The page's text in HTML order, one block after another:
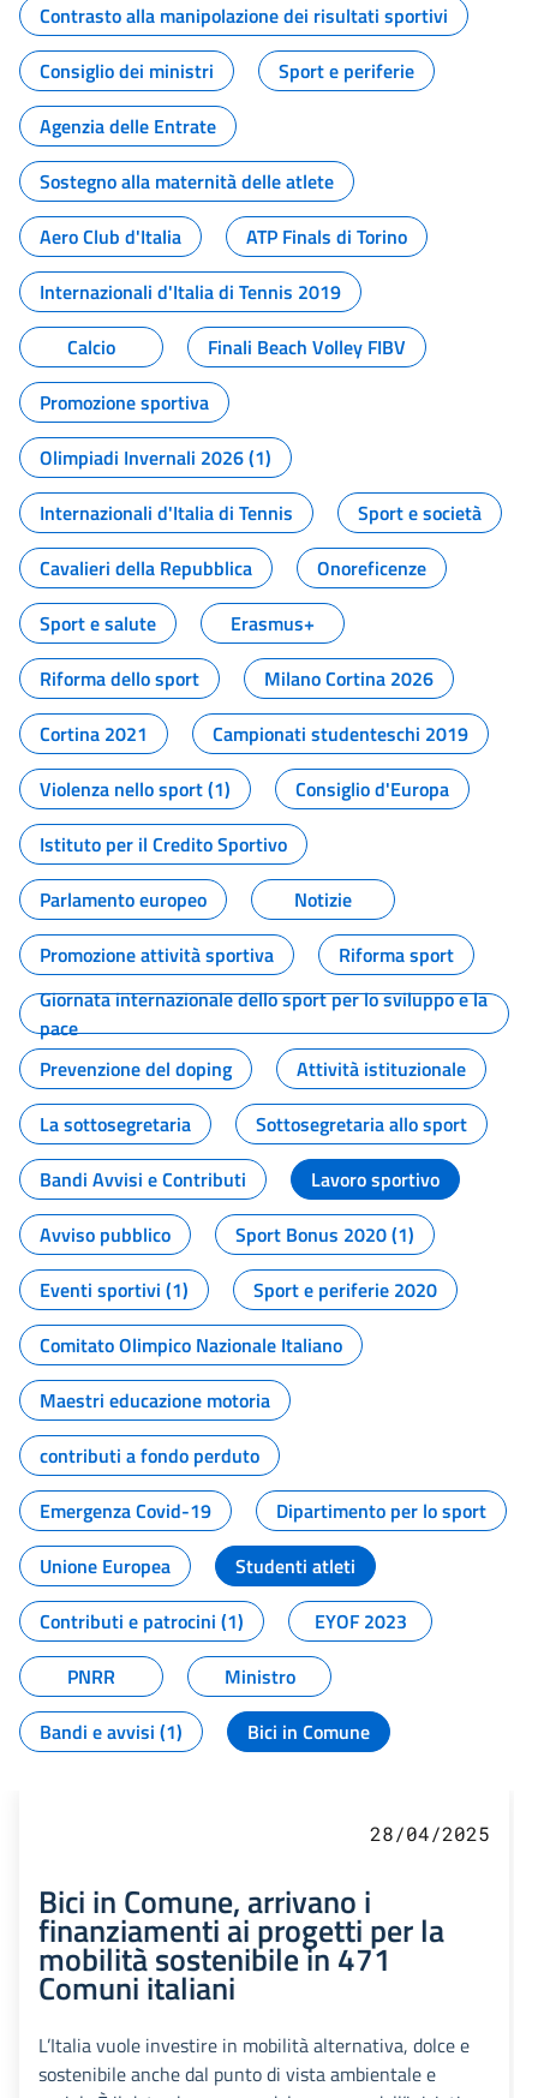
Contrasto alla manipolazione dei risultati sportivi
Consiglio dei ministri
Sport e periferie
Agenzia delle Entrate
Sostegno alla maternità delle atlete
Aero Club d'Italia
ATP Finals di Torino
Internazionali d'Italia di Tennis 2019
Calcio
Finali Beach Volley FIBV
Promozione sportiva
Olimpiadi Invernali 2026 (1)
Internazionali d'Italia di Tennis
Sport e società
Cavalieri della Repubblica
Onoreficenze
Sport e salute
Erasmus+
Riforma dello sport
Milano Cortina 2026
Cortina 2021
Campionati studenteschi 2019
Violenza nello sport (1)
Consiglio d'Europa
Istituto per il Credito Sportivo
Parlamento europeo
Notizie
Promozione attività sportiva
Riforma sport
Giornata internazionale dello sport per lo sviluppo e la
pace
Prevenzione del doping
Attività istituzionale
La sottosegretaria
Sottosegretaria allo sport
Bandi Avvisi e Contributi
Lavoro sportivo
Avviso pubblico
Sport Bonus 2020 (1)
Eventi sportivi (1)
Sport e periferie 2020
Comitato Olimpico Nazionale Italiano
Maestri educazione motoria
contributi a fondo perduto
Emergenza Covid-19
Dipartimento per lo sport
Unione Europea
Studenti atleti
Contributi e patrocini (1)
EYOF 2023
PNRR
Ministro
Bandi e avvisi (1)
Bici in Comune
28/04/2025
Bici in Comune, arrivano i
finanziamenti ai progetti per la
mobilità sostenibile in 471
Comuni italiani
L’Italia vuole investire in mobilità alternativa, dolce e
sostenibile anche dal punto di vista ambientale e